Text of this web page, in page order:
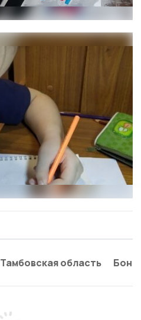
Тамбовская область